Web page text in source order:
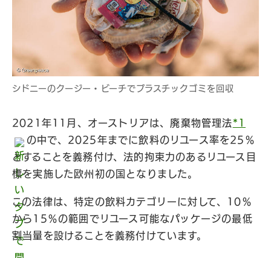
シドニーのクージー・ビーチでプラスチックゴミを回収
2021年11月、オーストリアは、廃棄物管理法*1
の中で、2025年までに飲料のリユース率を25％
とすることを義務付け、法的拘束力のあるリユース目
標を実施した欧州初の国となりました。
この法律は、特定の飲料カテゴリーに対して、10％
から15％の範囲でリユース可能なパッケージの最低
割当量を設けることを義務付けています。